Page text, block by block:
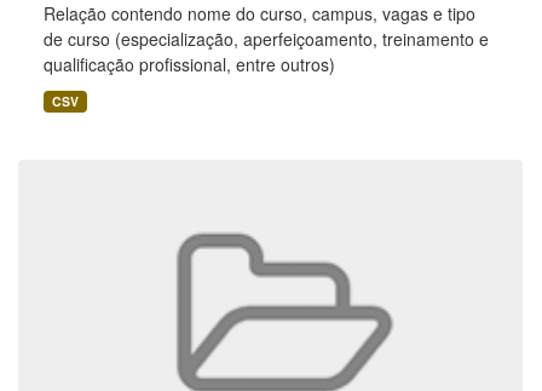
Relação contendo nome do curso, campus, vagas e tipo
de curso (especialização, aperfeiçoamento, treinamento e
qualificação profissional, entre outros)
CSV